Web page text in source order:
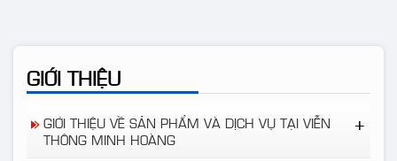
GIỚI THIỆU
GIỚI THIỆU VỀ SẢN PHẨM VÀ DỊCH VỤ TẠI VIỄN
THÔNG MINH HOÀNG